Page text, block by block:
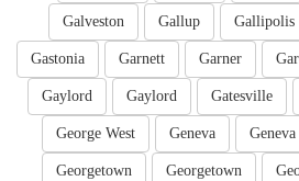
Gallipolis
Gallup
Galveston
Garner
Garnett
Gastonia
Gatesville
Gaylord
Gaylord
Geneva
Geneva
George West
Georgetown
Georgetown